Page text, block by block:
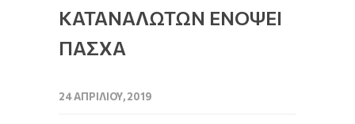
ΚΑΤΑΝΑΛΩΤΩΝ ΕΝΟΨΕΙ
ΠΑΣΧΑ
24 ΑΠΡΙΛΊΟΥ, 2019